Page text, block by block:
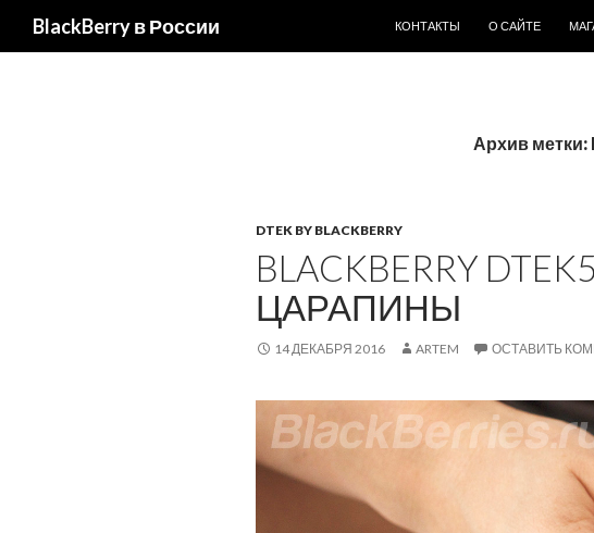
BlackBerry в России
КОНТАКТЫ
О САЙТЕ
Архив метки:
DTEK BY BLACKBERRY
BLACKBERRY
ЦАРАПИНЫ
14 ДЕКАБРЯ 2016 ARTEM ОСТАВИТЬ